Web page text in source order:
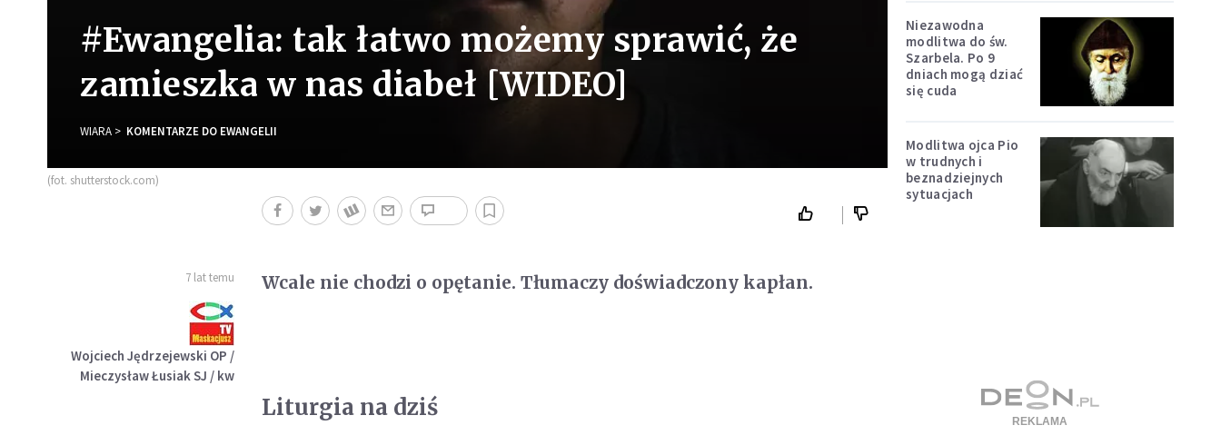
#Ewangelia: tak łatwo możemy sprawić, że
zamieszka w nas diabeł [WIDEO]
WIARA KOMENTARZE DO EWANGELII
(fot. shutterstock.com)
7 lat temu
Wojciech Jędrzejewski OP /
Mieczysław Łusiak SJ / kw
Wcale nie chodzi o opętanie. Tłumaczy doświadczony kapłan.
Liturgia na dziś
Niezawodna
modlitwa do św.
Szarbela. Po 9
dniach mogą dziać
się cuda
Modlitwa ojca Pio
w trudnych i
beznadziejnych
sytuacjach